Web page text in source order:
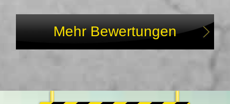
Mehr Bewertungen